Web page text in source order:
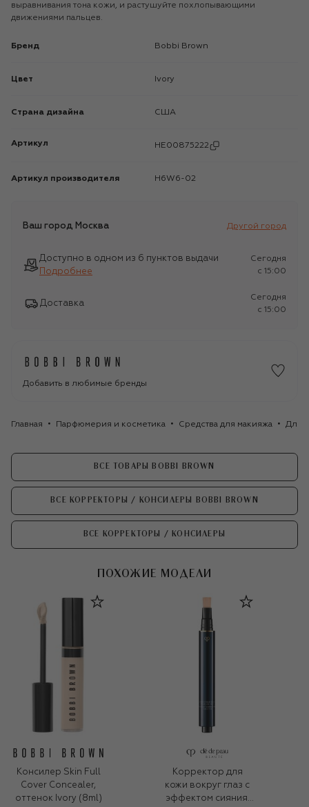
выравнивания тона кожи, и растушуйте похлопывающими
движениями пальцев.
Бренд Bobbi Brown
Цвет Ivory
Страна дизайна США
Артикул HE00875222
Артикул производителя H6W6-02
Ваш город Москва Другой город
Доступно в одном из 6 пунктов выдачи
Подробнее
Сегодня
c 15:00
Доставка
Сегодня
c 15:00
Добавить в любимые бренды
Главная Парфюмерия и косметика Средства для макияжа Для
ВСЕ ТОВАРЫ BOBBI BROWN
ВСЕ КОРРЕКТОРЫ / КОНСИЛЕРЫ BOBBI BROWN
ВСЕ КОРРЕКТОРЫ / КОНСИЛЕРЫ
ПОХОЖИЕ МОДЕЛИ
Консилер Skin Full
Cover Concealer,
оттенок Ivory (8ml)
Корректор для
кожи вокруг глаз с
эффектом сияния,